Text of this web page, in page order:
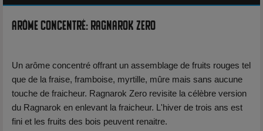
Arôme Concentré: Ragnarok Zero
Un arôme concentré offrant un assemblage de fruits rouges tel
que de la fraise, framboise, myrtille, mûre mais sans aucune
touche de fraicheur. Ragnarok Zero revisite la célèbre version
du Ragnarok en enlevant la fraicheur. L'hiver de trois ans est
fini et les fruits des bois peuvent renaitre.